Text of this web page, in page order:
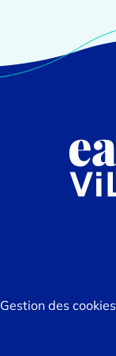
Gestion des cookies